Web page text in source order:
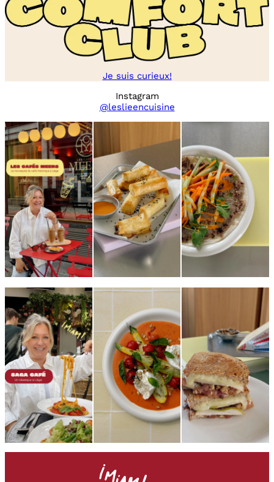
Je suis curieux!
Instagram
@leslieencuisine